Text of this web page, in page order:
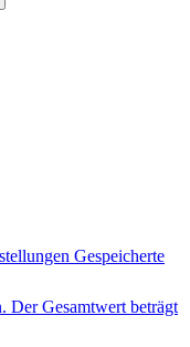
Gespeicherte
Der Gesamtwert beträgt